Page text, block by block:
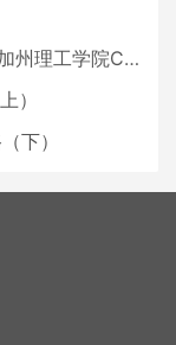
博士生活 [上集]
）
下）